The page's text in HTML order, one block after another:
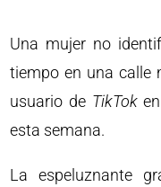
Una mujer no
tiempo en una calle
usuario de TikToken
esta semana.
La espeluznante